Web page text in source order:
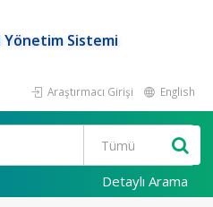
Sistemi
Araştırmacı Girişi English
Detaylı Arama